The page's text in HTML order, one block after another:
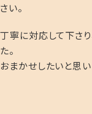
さい。
丁寧に対応して下さ
た。
おまかせしたいと思い